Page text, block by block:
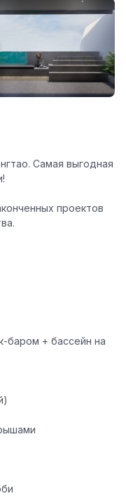
Самая выгодная
проектов
баром + бассейн на